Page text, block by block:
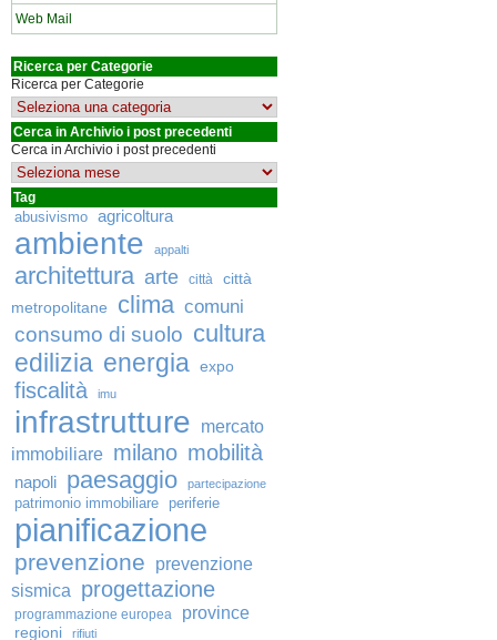
Web Mail
Ricerca per Categorie
Ricerca per Categorie
Cerca in Archivio i post precedenti
Cerca in Archivio i post precedenti
Tag
abusivismo agricoltura
ambiente appalti
architettura arte città
città
metropolitane
clima comuni
consumo di suolo cultura
edilizia energia expo
fiscalità imu
infrastrutture
mercato
immobiliare milano mobilità
napoli paesaggio partecipazione
patrimonio immobiliare periferie
pianificazione
prevenzione
prevenzione
sismica
progettazione
programmazione europea province
regioni rifiuti